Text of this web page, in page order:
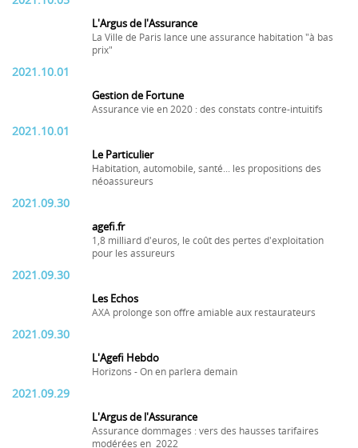
L'Argus de l'Assurance
La Ville de Paris lance une assurance habitation "à bas
prix"
2021.10.01
Gestion de Fortune
Assurance vie en 2020 : des constats contre-intuitifs
2021.10.01
Le Particulier
Habitation, automobile, santé... les propositions des
néoassureurs
2021.09.30
agefi.fr
1,8 milliard d'euros, le coût des pertes d'exploitation
pour les assureurs
2021.09.30
Les Echos
AXA prolonge son offre amiable aux restaurateurs
2021.09.30
L'Agefi Hebdo
Horizons - On en parlera demain
2021.09.29
L'Argus de l'Assurance
Assurance dommages : vers des hausses tarifaires
modérées en 2022